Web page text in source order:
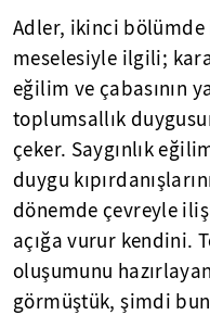
Adler, ikinci
meselesiyle ilgili;
eğilim ve çabasının
toplumsallık
çeker. Saygınlık
duygu
dönemde çevreyle
açığa vurur kendini.
oluşumunu
görmüştük, şimdi